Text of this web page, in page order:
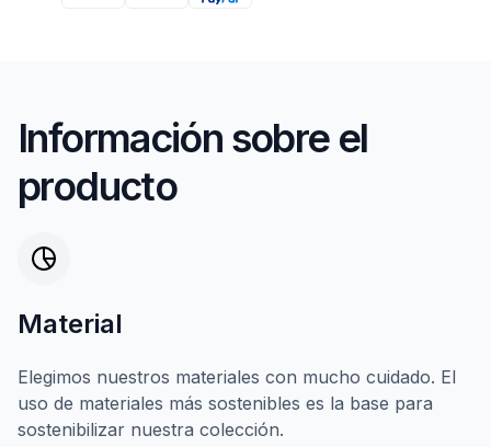
Información sobre el
producto
Material
Elegimos nuestros materiales con mucho cuidado. El
uso de materiales más sostenibles es la base para
sostenibilizar nuestra colección.